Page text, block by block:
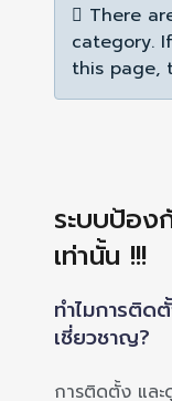
Info
There
category.
this page,
ระบบป้อง
เท่านั้น !!!
ทำไมการติด
เชี่ยวชาญ?
การติดตั้ง และ